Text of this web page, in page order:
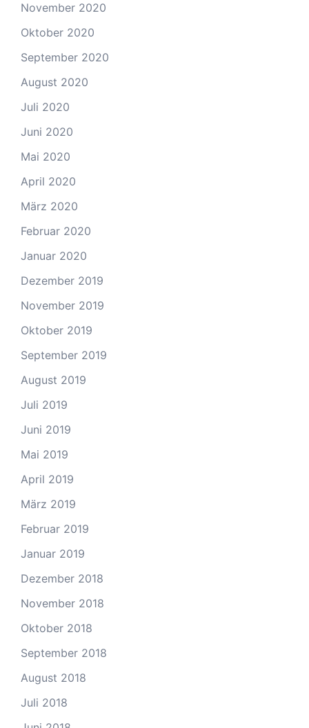
November 2020
Oktober 2020
September 2020
August 2020
Juli 2020
Juni 2020
Mai 2020
April 2020
März 2020
Februar 2020
Januar 2020
Dezember 2019
November 2019
Oktober 2019
September 2019
August 2019
Juli 2019
Juni 2019
Mai 2019
April 2019
März 2019
Februar 2019
Januar 2019
Dezember 2018
November 2018
Oktober 2018
September 2018
August 2018
Juli 2018